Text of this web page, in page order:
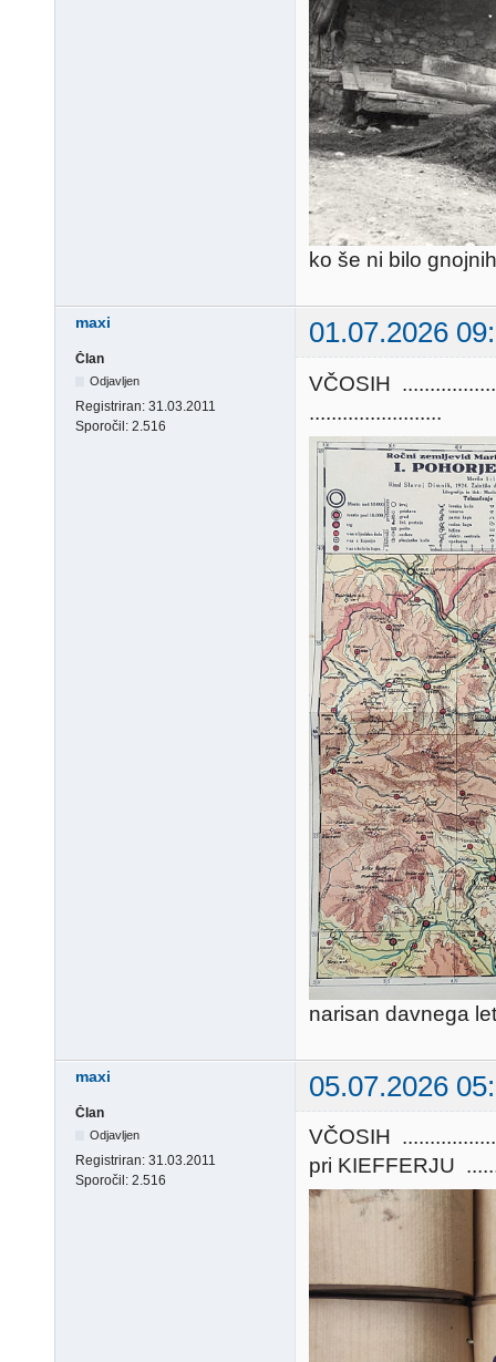
ko še ni bilo
maxi 01.07.2026
Član
Odjavljen
Registriran: 31.03.2011
Sporočil: 2.516
VČOSIH
........................
narisan davnega
maxi 05.07.2026
Član
Odjavljen
Registriran: 31.03.2011
Sporočil: 2.516
VČOSIH
pri KIEFFERJU